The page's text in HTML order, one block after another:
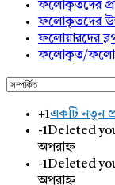
ফলোকৃতদের
ফলোকৃতদের
ফলোয়ারদের
ফলোকৃত/
+1একটি নতুন
-1Deleted
অপরাহ্ন
-1Deleted
অপরাহ্ন